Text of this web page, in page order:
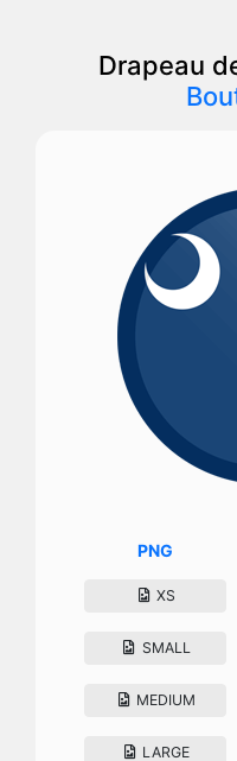
Drapeau
PNG
XS
SMALL
MEDIUM
LARGE